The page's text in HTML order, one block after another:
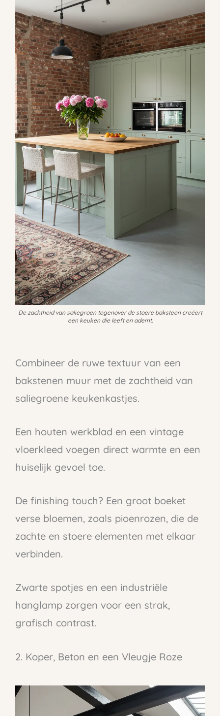
De zachtheid van saliegroen tegenover de stoere baksteen creëert
een keuken die leeft en ademt.
Combineer de ruwe textuur van een
bakstenen muur met de zachtheid van
saliegroene keukenkastjes.
Een houten werkblad en een vintage
vloerkleed voegen direct warmte en een
huiselijk gevoel toe.
De finishing touch? Een groot boeket
verse bloemen, zoals pioenrozen, die de
zachte en stoere elementen met elkaar
verbinden.
Zwarte spotjes en een industriële
hanglamp zorgen voor een strak,
grafisch contrast.
2. Koper, Beton en een Vleugje Roze